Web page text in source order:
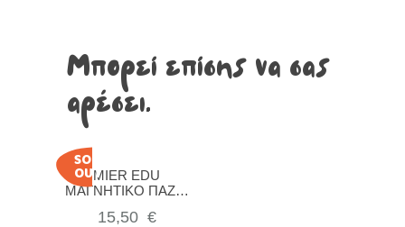
Μπορεί επίσης να σας
αρέσει…
SOLD
OUTMIER EDU
ΜΑΓΝΗΤΙΚΟ ΠΑΖΛ-
15,50 €